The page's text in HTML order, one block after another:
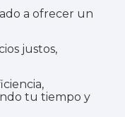
a ofrecer un
justos,
tu tiempo y